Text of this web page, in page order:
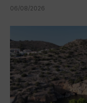
06/08/2026